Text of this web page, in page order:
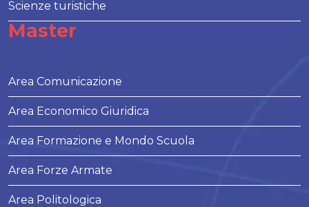
Scienze turistiche
Master
Area Comunicazione
Area Economico Giuridica
Area Formazione e Mondo Scuola
Area Forze Armate
Area Politologica